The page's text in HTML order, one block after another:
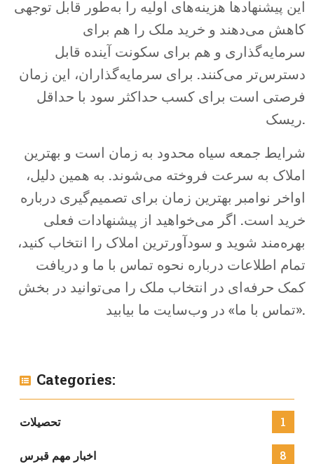
این پیشنهادها هزینه‌های اولیه را به‌طور قابل توجهی
کاهش می‌دهند و خرید ملک را هم برای
سرمایه‌گذاری و هم برای سکونت آینده قابل
دسترس‌تر می‌کنند. برای سرمایه‌گذاران، این زمان
فرصتی است برای کسب حداکثر سود با حداقل
ریسک.
شرایط جمعه سیاه محدود به زمان است و بهترین
املاک به سرعت فروخته می‌شوند. به همین دلیل،
اواخر نوامبر بهترین زمان برای تصمیم‌گیری درباره
خرید است. اگر می‌خواهید از پیشنهادات فعلی
بهره‌مند شوید و سودآورترین املاک را انتخاب کنید،
تمام اطلاعات درباره نحوه تماس با ما و دریافت
کمک حرفه‌ای در انتخاب ملک را می‌توانید در بخش
«تماس با ما» در وب‌سایت ما بیابید.
Categories:
تحصيلات 1
اخبار مهم قبرس 8